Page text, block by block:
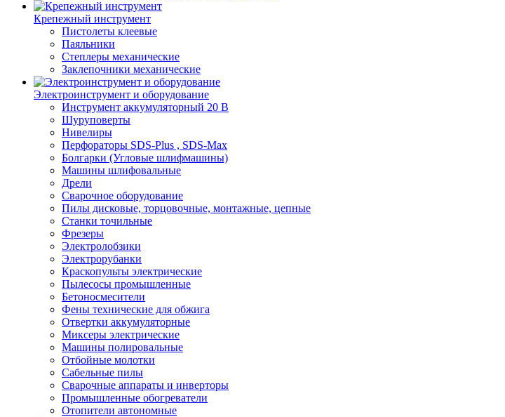
Крепежный инструмент
Пистолеты клеевые
Паяльники
Степлеры механические
Заклепочники механические
Электроинструмент и оборудование
Инструмент аккумуляторный 20 В
Шуруповерты
Нивелиры
Перфораторы SDS-Plus , SDS-Max
Болгарки (Угловые шлифмашины)
Машины шлифовальные
Дрели
Сварочное оборудование
Пилы дисковые, торцовочные, монтажные, цепные
Станки точильные
Фрезеры
Электролобзики
Электрорубанки
Краскопульты электрические
Пылесосы промышленные
Бетоносмесители
Фены технические для обжига
Отвертки аккумуляторные
Миксеры электрические
Машины полировальные
Отбойные молотки
Сабельные пилы
Сварочные аппараты и инверторы
Промышленные обогреватели
Отопители автономные